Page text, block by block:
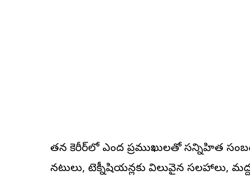
తన కెరీర్‌లో ఎందరో ప్రముఖులతో సన్నిహిత
నటులు, టెక్నీషియన్లకు విలువైన సలహాలు,